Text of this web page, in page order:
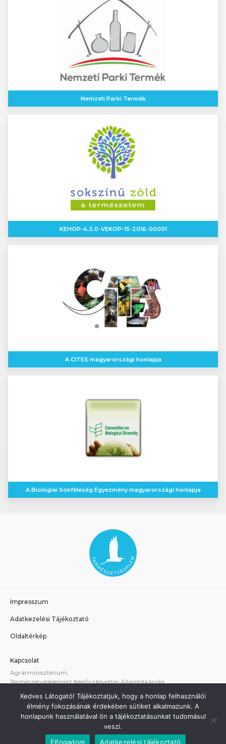
Nemzeti Parki Termék
KEHOP-4.3.0-VEKOP-15-2016-00001
A CITES magyarországi honlapja
A Biológiai Sokféleség Egyezmény magyarországi honlapja
Impresszum
Adatkezelési Tájékoztató
Oldaltérkép
Kapcsolat
Agrárminisztérium,
Természetvédelemért felelős Helyettes Államtitkárság
A weboldallal kapcsolatos technikai támogatás:
termeszetvedelem@am.gov.hu
Kedves Látogató! Tájékoztatjuk, hogy a honlap felhasználói
élmény fokozásának érdekében sütiket alkalmazunk. A
honlapunk használatával ön a tájékoztatásunkat tudomásul
veszi.
Elfogadom
Adatkezelési tájékoztató